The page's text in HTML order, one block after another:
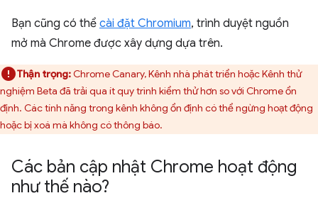
Bạn cũng có thể cài đặt Chromium, trình duyệt nguồn
mở mà Chrome được xây dựng dựa trên.
Thận trọng:Chrome Canary, Kênh nhà phát triển hoặc Kênh thử
nghiệm Beta đã trải qua ít quy trình kiểm thử hơn so với Chrome ổn
định. Các tính năng trong kênh không ổn định có thể ngừng hoạt động
hoặc bị xoá mà không có thông báo.
Các bản cập nhật Chrome hoạt động
như thế nào?